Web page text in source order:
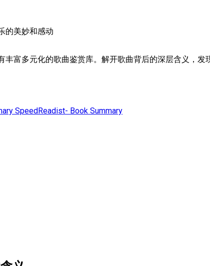
的美妙和感动
丰富多元化的歌曲鉴赏库。解开歌曲背后的深层含义，
SpeedReadist- Book Summary